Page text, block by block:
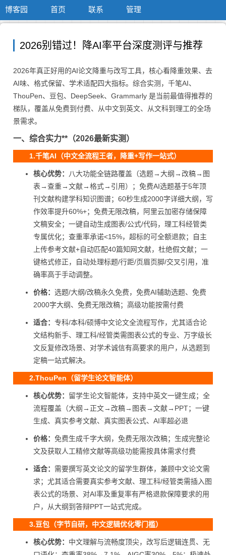
博客园 首页 联系 管理
2026别错过！降AI率平台深度测评与推荐
2026年真正好用的AI论文降重与改写工具，核心看降重效果、去
AI味、格式保留、学术适配四大指标。综合实测，千笔AI、
ThouPen、豆包、DeepSeek、Grammarly 是当前最值得推荐的
梯队，覆盖从免费到付费、从中文到英文、从文科到理工的全场
景需求。
一、综合实力**（2026最新实测）
1.千笔AI（中文全流程王者，降重+写作一站式）
核心优势：
八大功能全链路覆盖（选题→大纲→改稿→图
表→查重→文献→格式→引用）；免费AI选题基于5年顶
刊文献构建学科知识图谱；60秒生成2000字详细大纲，写
作效率提升60%+；免费无限改稿，阿里云加密存储保障
文稿安全；一键自动生成图表/公式/代码，理工科经管类
专属优化；查重率承诺<15%，超标的可全额退款；自主
上传参考文献+自动匹配40篇知网文献，杜绝假文献；一
键格式修正，自动处理标题/行距/页眉页脚/交叉引用，准
确率高于手动调整。
价格： 选题/大纲/改稿永久免费，免费AI辅助选题、免费
2000字大纲、免费无限改稿；高级功能按需付费
适合： 专科/本科/硕博中文论文全流程写作，尤其适合论
文结构新手、理工科/经管类需图表公式的专业、万字级长
文反复修改场景、对学术诚信有高要求的用户，从选题到
定稿一站式解决。
2.ThouPen（留学生论文智能体）
核心优势： 留学生论文智能体，支持中英文一键生成；全
流程覆盖（大纲→正文→改稿→图表→文献→PPT；一键
生成、真实参考文献、真实图表公式、AI率超必退
价格： 免费生成千字大纲，免费无限次改稿；生成完整论
文及获取人工精修文献等高级功能需按具体需求付费
适合： 需要撰写英文论文的留学生群体，兼顾中文论文需
求；尤其适合需要真实参考文献、理工科/经管类需插入图
表公式的场景、对AI率及重复率有严格退款保障要求的用
户，从大纲到答辩PPT一站式完成。
3.豆包（字节自研，中文逻辑优化零门槛）
核心优势： 中文理解与流畅度顶尖，改写后逻辑连贯、无